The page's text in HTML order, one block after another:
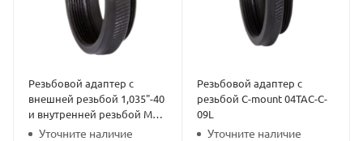
Резьбовой адаптер с
внешней резьбой 1,035"-40
и внутренней резьбой M26
04TAS1-M26-09L
Уточните наличие
Резьбовой адаптер с
резьбой C-mount 04TAC-C-
09L
Уточните наличие